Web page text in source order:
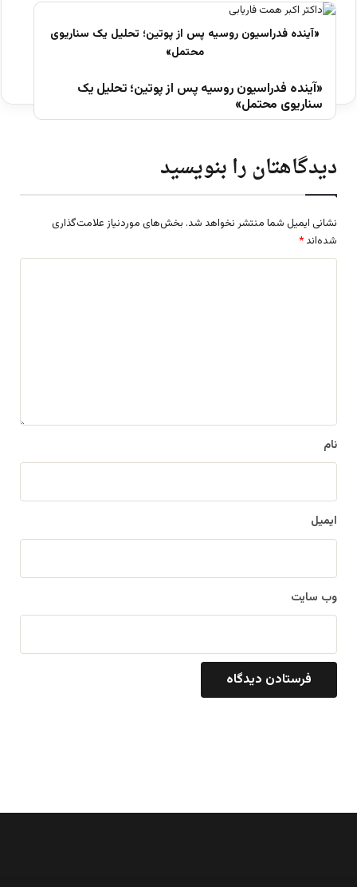
«آینده فدراسیون روسیه پس از پوتین؛ تحلیل یک
سناریوی محتمل»
دیدگاهتان را بنویسید
نشانی ایمیل شما منتشر نخواهد شد. بخش‌های موردنیاز علامت‌گذاری
شده‌اند *
نام
ایمیل
وب‌ سایت